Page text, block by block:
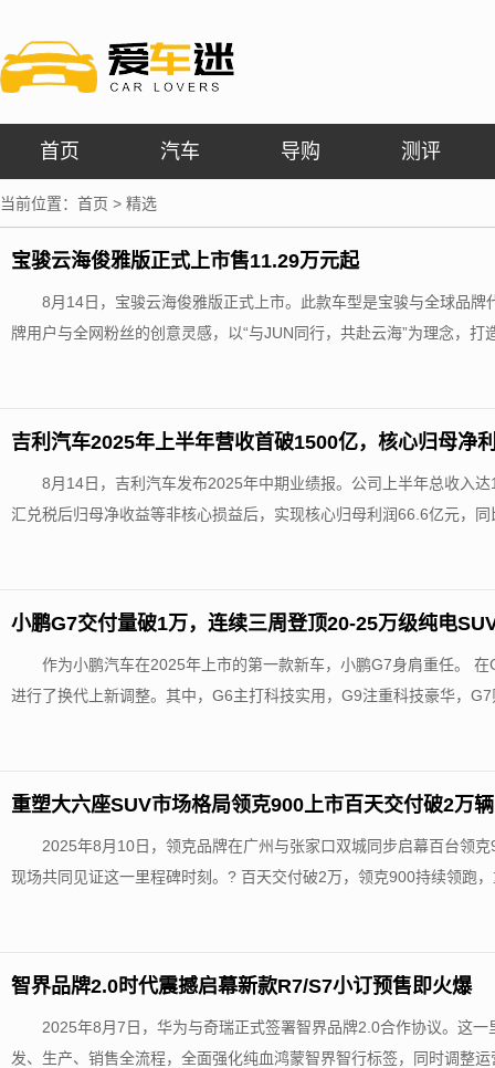
首页 汽车 导购 测评
当前位置： 首页 > 精选
宝骏云海俊雅版正式上市售11.29万元起
8月14日，宝骏云海俊雅版正式上市。此款车型是宝骏与全球品
牌用户与全网粉丝的创意灵感，以“与JUN同行，共赴云海”为理念，
吉利汽车2025年上半年营收首破1500亿，核心归母净
8月14日，吉利汽车发布2025年中期业绩报。公司上半年总收入
汇兑税后归母净收益等非核心损益后，实现核心归母利润66.6亿元，
小鹏G7交付量破1万，连续三周登顶20-25万级纯电
作为小鹏汽车在2025年上市的第一款新车，小鹏G7身肩重任。
进行了换代上新调整。其中，G6主打科技实用，G9注重科技豪华，
重塑大六座SUV市场格局领克900上市百天交付破2万辆
2025年8月10日，领克品牌在广州与张家口双城同步启幕百台领
现场共同见证这一里程碑时刻。? 百天交付破2万，领克900持续领跑
智界品牌2.0时代震撼启幕新款R7/S7小订预售即火爆
2025年8月7日，华为与奇瑞正式签署智界品牌2.0合作协议。这
发、生产、销售全流程，全面强化纯血鸿蒙智界智行标签，同时调整